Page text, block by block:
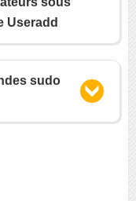
Useradd
sudo